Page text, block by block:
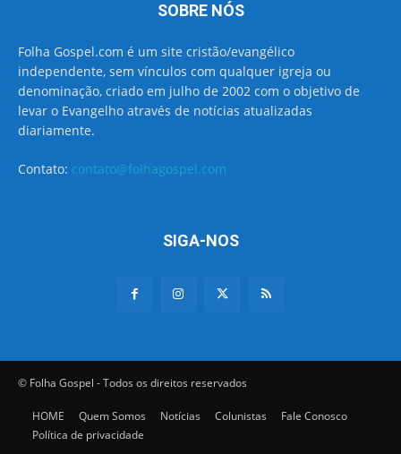
SOBRE NÓS
Folha Gospel.com é um site cristão/evangélico
independente, sem vínculos com qualquer igreja ou
denominação, criado em julho de 2002 com o objetivo de
levar o Evangelho através de notícias atualizadas
diariamente.
Contato: contato@folhagospel.com
SIGA-NOS
© Folha Gospel - Todos os direitos reservados
HOME Quem Somos Notícias Colunistas
Fale Conosco
Política de privacidade